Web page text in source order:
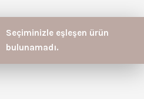
Seçiminizle eşleşen ürün
bulunamadı.